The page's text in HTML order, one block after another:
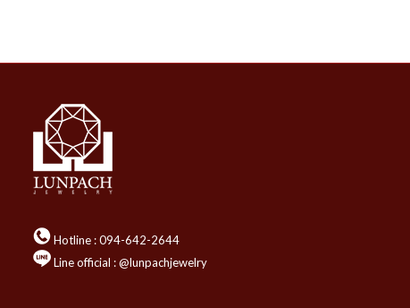
Hotline :094-642-2644
Line official : @lunpachjewelry